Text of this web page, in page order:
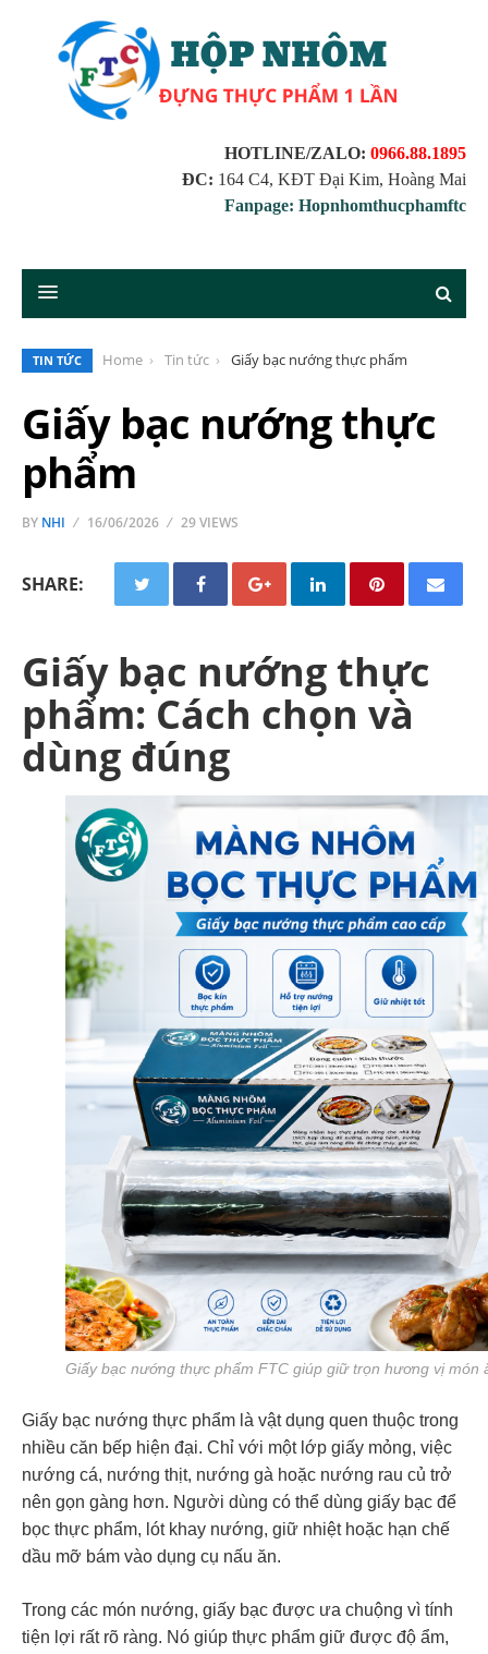
HOTLINE/ZALO: 0966.88.1895
ĐC: 164 C4, KĐT Đại Kim, Hoàng Mai
Fanpage: Hopnhomthucphamftc
TIN TỨC Home Tin tức Giấy bạc nướng thực phẩm
Giấy bạc nướng thực
phẩm
BY NHI 16/06/2026 29 VIEWS
SHARE:
Giấy bạc nướng thực
phẩm: Cách chọn và
dùng đúng
Giấy bạc nướng thực phẩm FTC giúp giữ trọn hương vị món
Giấy bạc nướng thực phẩm là vật dụng quen thuộc trong
nhiều căn bếp hiện đại. Chỉ với một lớp giấy mỏng, việc
nướng cá, nướng thịt, nướng gà hoặc nướng rau củ trở
nên gọn gàng hơn. Người dùng có thể dùng giấy bạc để
bọc thực phẩm, lót khay nướng, giữ nhiệt hoặc hạn chế
dầu mỡ bám vào dụng cụ nấu ăn.
Trong các món nướng, giấy bạc được ưa chuộng vì tính
tiện lợi rất rõ ràng. Nó giúp thực phẩm giữ được độ ẩm,